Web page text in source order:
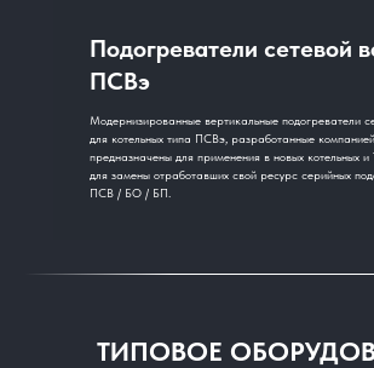
Подогреватели сетевой
ПСВэ
Модернизированные вертикальные подогреватели
для котельных типа ПСВэ, разработанные
предназначены для применения в новых котельных
для замены отработавших свой ресурс серийных
ПСВ / БО / БП.
ТИПОВОЕ